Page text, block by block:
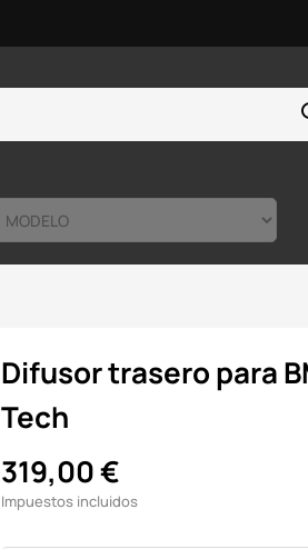
Difusor trasero para
Tech
319,00 €
Impuestos incluidos